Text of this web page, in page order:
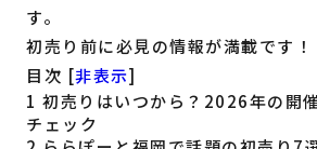
す。
初売り前に必見の情報が満載です！
目次 [非表示]
1 初売りはいつから？2026年の開
チェック